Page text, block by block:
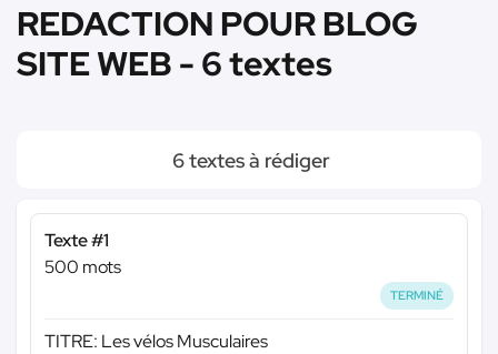
REDACTION POUR BLOG
SITE WEB - 6 textes
6 textes à rédiger
Texte #1
500 mots
TERMINÉ
TITRE: Les vélos Musculaires